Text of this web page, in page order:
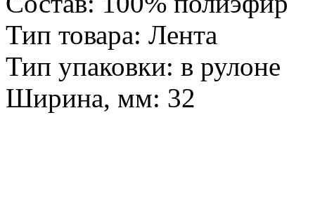
Тип товара: Лента
Тип упаковки: в рулоне
Ширина, мм: 32